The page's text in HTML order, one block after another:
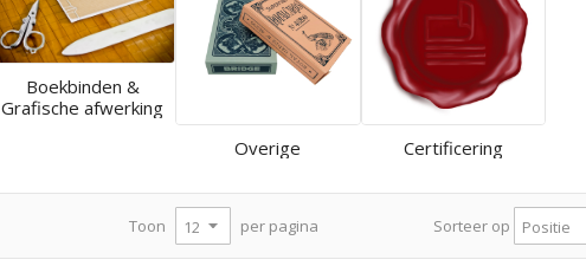
Boekbinden &
Grafische afwerking
Overige
Certificering
Sorteer op
Toon per pagina